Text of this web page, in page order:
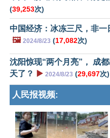
(39,253次)
中国经济：冰冻三尺，非一
🖼️ 2024/8/23 (17,082次)
沈阳惊现“两个月亮”， 成
天了？
▶️ 2024/8/23 (29,697次)
人民报视频: